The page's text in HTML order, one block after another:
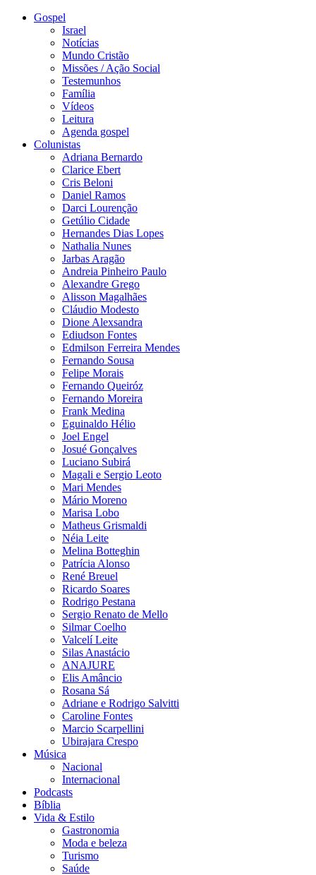
Gospel
Israel
Notícias
Mundo Cristão
Missões / Ação Social
Testemunhos
Família
Vídeos
Leitura
Agenda gospel
Colunistas
Adriana Bernardo
Clarice Ebert
Cris Beloni
Daniel Ramos
Darci Lourenção
Getúlio Cidade
Hernandes Dias Lopes
Nathalia Nunes
Jarbas Aragão
Andreia Pinheiro Paulo
Alexandre Grego
Alisson Magalhães
Cláudio Modesto
Dione Alexsandra
Ediudson Fontes
Edmilson Ferreira Mendes
Fernando Sousa
Felipe Morais
Fernando Queiróz
Fernando Moreira
Frank Medina
Eguinaldo Hélio
Joel Engel
Josué Gonçalves
Luciano Subirá
Magali e Sergio Leoto
Mari Mendes
Mário Moreno
Marisa Lobo
Matheus Grismaldi
Néia Leite
Melina Botteghin
Patrícia Alonso
René Breuel
Ricardo Soares
Rodrigo Pestana
Sergio Renato de Mello
Silmar Coelho
Valcelí Leite
Silas Anastácio
ANAJURE
Elis Amâncio
Rosana Sá
Adriane e Rodrigo Salvitti
Caroline Fontes
Marcio Scarpellini
Ubirajara Crespo
Música
Nacional
Internacional
Podcasts
Bíblia
Vida & Estilo
Gastronomia
Moda e beleza
Turismo
Saúde